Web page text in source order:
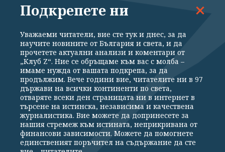
СПОРТ КУЛТУРА ТЕХНОЛОГИИ КАЛЕЙДОСКОП
Общи условия
Политика за поверителност
Реклама
Партньори Контакти
За Клуб Z
Екип
Подкрепете ни
Издател на www.clubz.bg е „Клуб Зебра Медия“ ЕООД, София, ул. "Алеко
Подкрепете ни
Уважаеми читатели, вие сте тук и днес, за да
научите новините от България и света, и да
прочетете актуални анализи и коментари от
„Клуб Z“. Ние се обръщаме към вас с молба –
имаме нужда от вашата подкрепа, за да
продължим. Вече години вие, читателите ни в 97
държави на всички континенти по света,
отваряте всеки ден страницата ни в интернет в
търсене на истинска, независима и качествена
журналистика. Вие можете да допринесете за
нашия стремеж към истината, неприкривана от
финансови зависимости. Можете да помогнете
единственият поръчител на съдържание да сте